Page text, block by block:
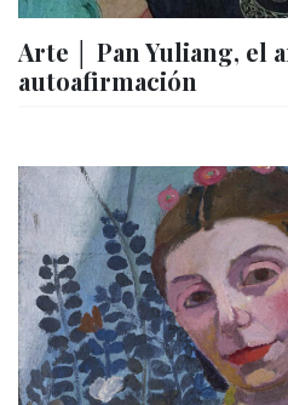
Arte │ Pan Yuliang, el
autoafirmación